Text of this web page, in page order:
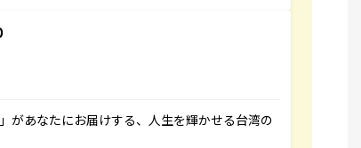
があなたにお届けする、人生を輝かせる台湾の